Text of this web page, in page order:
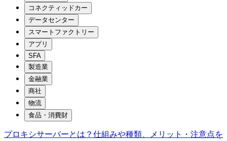
コネクティッドカー
データセンター
スマートファクトリー
アプリ
SFA
製造業
金融業
商社
物流
食品・消費財
プロキシサーバーとは？仕組みや種類、メリット・注意点を